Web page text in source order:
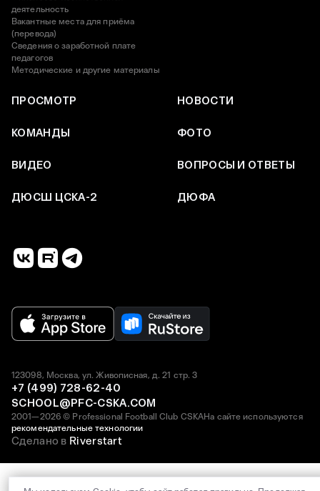
деятельность
Вакантные места для приёма
(перевода)
Сведения о заработной плате
педагогов
Методические и другие материалы
ПРОСМОТР НОВОСТИ
КОМАНДЫ ФОТО
ВИДЕО ВОПРОСЫ И ОТВЕТЫ
ДЮСШ ЦСКА-2 ДЮФА
2001—2026 © Professional Football Club CSKAНа сайте используются
рекомендательные технологии
123098, Москва, ул. Живописная, д. 21 стр. 3
+7 (499) 728-62-40
SCHOOL@PFC-CSKA.COM
Сделано в Riverstart